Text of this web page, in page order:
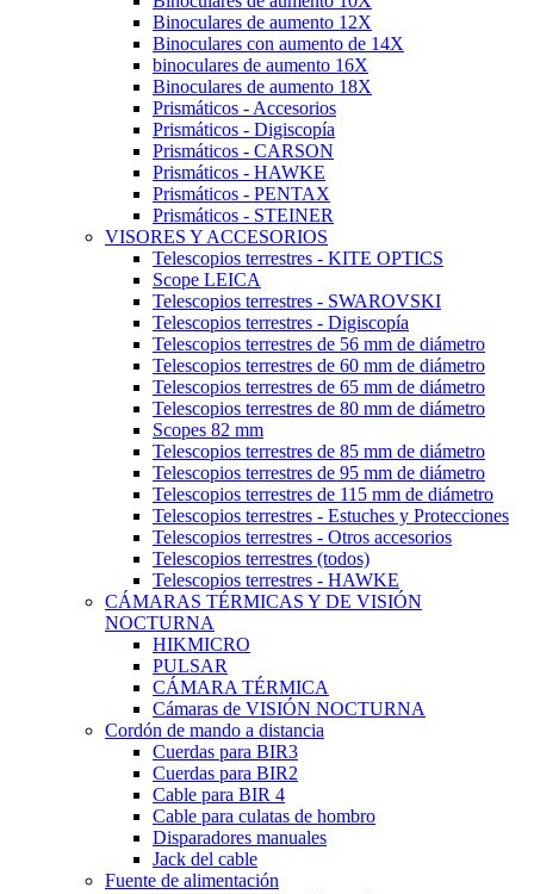
Binoculares de aumento 12X
Binoculares con aumento de 14X
binoculares de aumento 16X
Binoculares de aumento 18X
Prismáticos - Accesorios
Prismáticos - Digiscopía
Prismáticos - CARSON
Prismáticos - HAWKE
Prismáticos - PENTAX
Prismáticos - STEINER
VISORES Y ACCESORIOS
Telescopios terrestres - KITE OPTICS
Scope LEICA
Telescopios terrestres - SWAROVSKI
Telescopios terrestres - Digiscopía
Telescopios terrestres de 56 mm de diámetro
Telescopios terrestres de 60 mm de diámetro
Telescopios terrestres de 65 mm de diámetro
Telescopios terrestres de 80 mm de diámetro
Scopes 82 mm
Telescopios terrestres de 85 mm de diámetro
Telescopios terrestres de 95 mm de diámetro
Telescopios terrestres de 115 mm de diámetro
Telescopios terrestres - Estuches y Protecciones
Telescopios terrestres - Otros accesorios
Telescopios terrestres (todos)
Telescopios terrestres - HAWKE
CÁMARAS TÉRMICAS Y DE VISIÓN
NOCTURNA
HIKMICRO
PULSAR
CÁMARA TÉRMICA
Cámaras de VISIÓN NOCTURNA
Cordón de mando a distancia
Cuerdas para BIR3
Cuerdas para BIR2
Cable para BIR 4
Cable para culatas de hombro
Disparadores manuales
Jack del cable
Fuente de alimentación